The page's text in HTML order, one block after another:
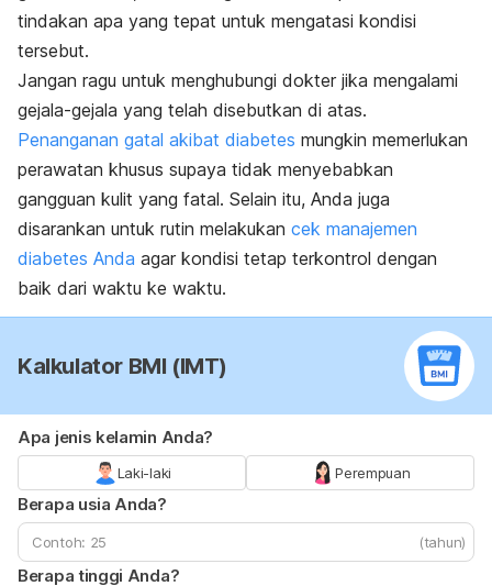
tindakan apa yang tepat untuk mengatasi kondisi
tersebut.
Jangan ragu untuk menghubungi dokter jika mengalami
gejala-gejala yang telah disebutkan di atas.
Penanganan gatal akibat diabetes mungkin memerlukan
perawatan khusus supaya tidak menyebabkan
gangguan kulit yang fatal. Selain itu, Anda juga
disarankan untuk rutin melakukan cek manajemen
diabetes Anda agar kondisi tetap terkontrol dengan
baik dari waktu ke waktu.
Kalkulator BMI (IMT)
Apa jenis kelamin Anda?
Laki-laki Perempuan
Berapa usia Anda?
(tahun)
Berapa tinggi Anda?